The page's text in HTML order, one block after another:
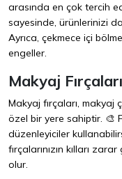
arasında en çok tercih
sayesinde, ürünlerinizi
Ayrıca, çekmece içi
engeller.
Makyaj
Makyaj fırçaları, makyaj
özel bir yere sahiptir. 🎨
düzenleyiciler
fırçalarınızın kılları
olur.